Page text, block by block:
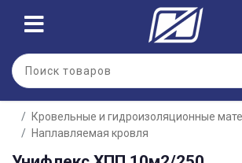
Кровельные и гидроизоляционные
Наплавляемая кровля
Для клиентов всех банков
Разбейте
оплатуна части